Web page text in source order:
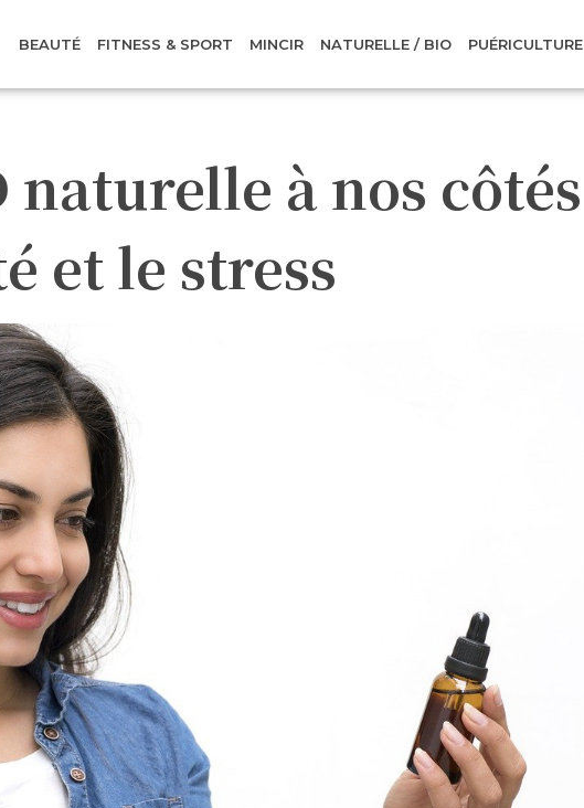
BEAUTÉ FITNESS & SPORT MINCIR NATURELLE / BIO PUÉRICULTURE
à nos côtés
et le stress